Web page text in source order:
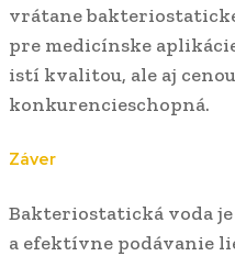
vrátane
pre medicínske
istí kvalitou, ale aj
konkurencieschopná.
Záver
Bakteriostatická voda
a efektívne podávanie